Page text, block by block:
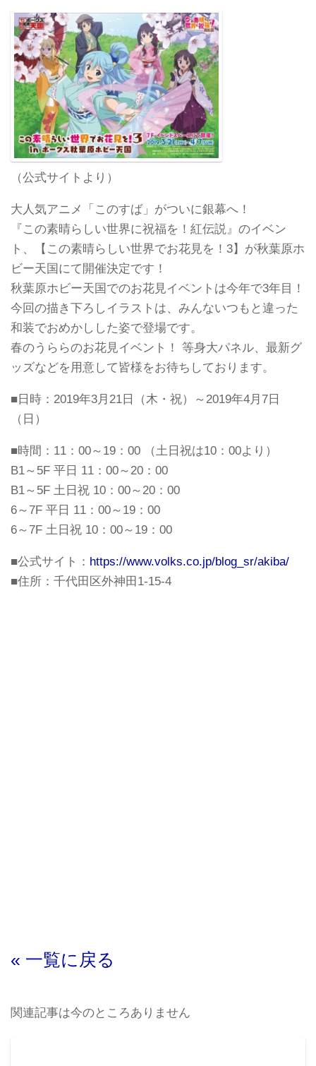
（公式サイトより）
大人気アニメ「このすば」がついに銀幕へ！
『この素晴らしい世界に祝福を！紅伝説』のイベン
ト、【この素晴らしい世界でお花見を！3】が秋葉原ホ
ビー天国にて開催決定です！
秋葉原ホビー天国でのお花見イベントは今年で3年目！
今回の描き下ろしイラストは、みんないつもと違った
和装でおめかしした姿で登場です。
春のうららのお花見イベント！ 等身大パネル、最新グ
ッズなどを用意して皆様をお待ちしております。
■日時：2019年3月21日（木・祝）～2019年4月7日
（日）
■時間：11：00～19：00 （土日祝は10：00より）
B1～5F 平日 11：00～20：00
B1～5F 土日祝 10：00～20：00
6～7F 平日 11：00～19：00
6～7F 土日祝 10：00～19：00
■公式サイト： https://www.volks.co.jp/blog_sr/akiba/
■住所：千代田区外神田1-15-4
« 一覧に戻る
関連記事は今のところありません